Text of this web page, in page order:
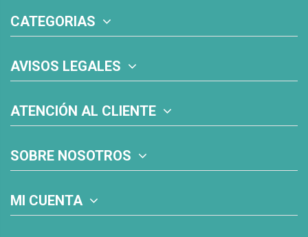
CATEGORIAS
AVISOS LEGALES
ATENCIÓN AL CLIENTE
SOBRE NOSOTROS
MI CUENTA